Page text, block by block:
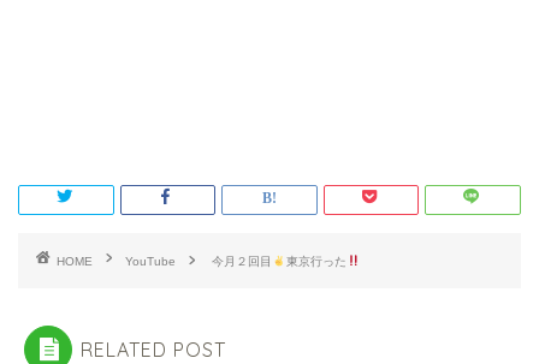
HOME YouTube 今月２回目 東京行った
RELATED POST